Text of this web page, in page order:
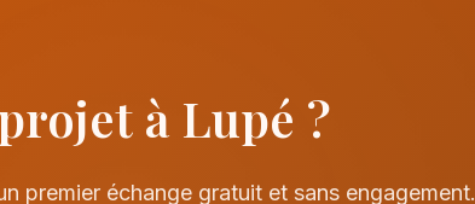
à Lupé ?
premier échange gratuit et sans engagement.